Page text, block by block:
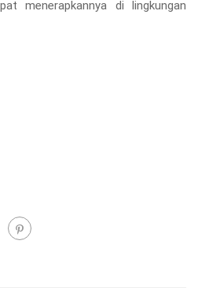
menerapkannya di lingkungan